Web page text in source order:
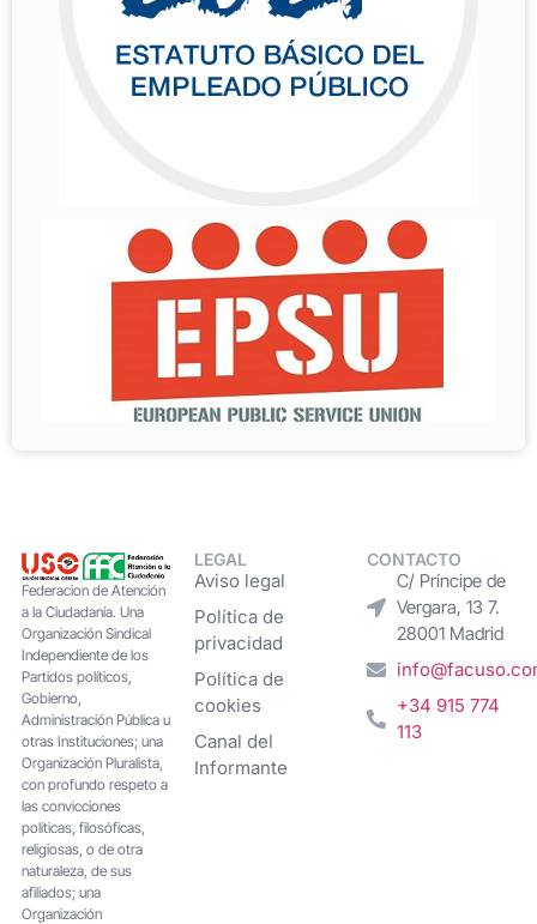
Federacion de Atención
a la Ciudadanía. Una
Organización Sindical
Independiente de los
Partidos políticos,
Gobierno,
Administración Pública u
otras Instituciones; una
Organización Pluralista,
con profundo respeto a
las convicciones
políticas, filosóficas,
religiosas, o de otra
naturaleza, de sus
afiliados; una
Organización
LEGAL
Aviso legal
Política de
privacidad
Política de
cookies
Canal del
Informante
CONTACTO
C/ Príncipe de
Vergara, 13 7.
28001 Madrid
+34 915 774
113